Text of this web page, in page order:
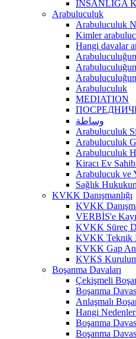
İNSANLIĞA
Arabuluculuk
Arabuluculuk
Kimler
Hangi davalar
Arabuluculuk
MEDIATION
وساطة
Arabuluculuk
Arabuluculuk
Arabuluculuk
Kiracı Ev
Arabulucuk ve
Sağlık
KVKK Danışmanlığı
KVKK
VERBİS'e
KVKK Süreç
KVKK Teknik
KVKK Gap
KVKS
Boşanma Davaları
Çekişmeli
Boşanma
Anlaşmalı
Hangi
Boşanma
Boşanma